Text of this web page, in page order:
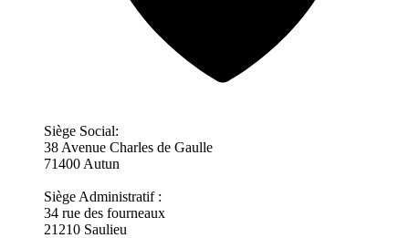
Siège Social:
38 Avenue Charles de Gaulle
71400 Autun
Siège Administratif :
34 rue des fourneaux
21210 Saulieu